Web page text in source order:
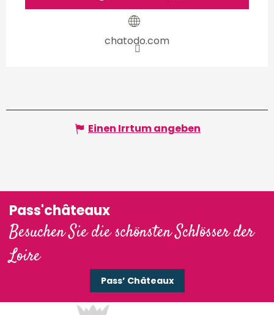
chatodo.com
Einen Irrtum angeben
Pass'châteaux
Besuchen Sie die schönsten Schlösser der
Loire
Pass’ Châteaux